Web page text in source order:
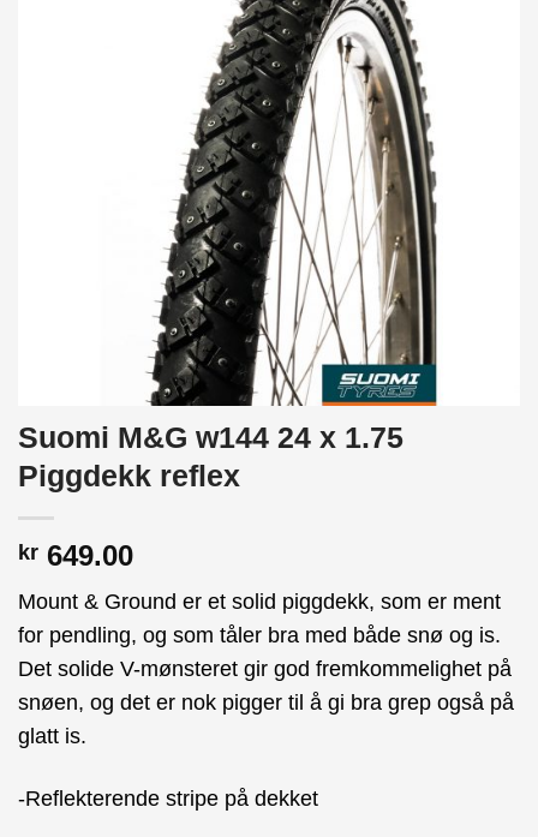
Suomi M&G w144 24 x 1.75
Piggdekk reflex
kr 649.00
Mount & Ground er et solid piggdekk, som er ment
for pendling, og som tåler bra med både snø og is.
Det solide V-mønsteret gir god fremkommelighet på
snøen, og det er nok pigger til å gi bra grep også på
glatt is.
-Reflekterende stripe på dekket